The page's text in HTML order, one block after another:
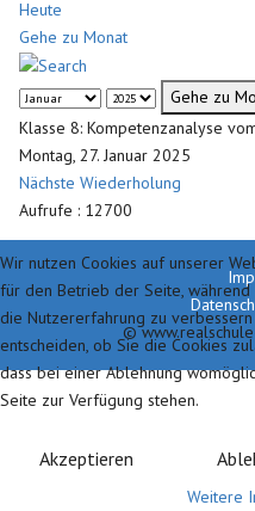
Heute
Gehe zu Monat
Gehe zu
Klasse 8: Kompetenzanalyse
Montag, 27. Januar 2025
Nächste Wiederholung
Aufrufe : 12700
©
Wir nutzen Cookies auf unserer
für den Betrieb der Seite,
die Nutzererfahrung zu
entscheiden, ob Sie die Cookies
dass bei einer Ablehnung
Seite zur Verfügung stehen.
Akzeptieren
Weitere